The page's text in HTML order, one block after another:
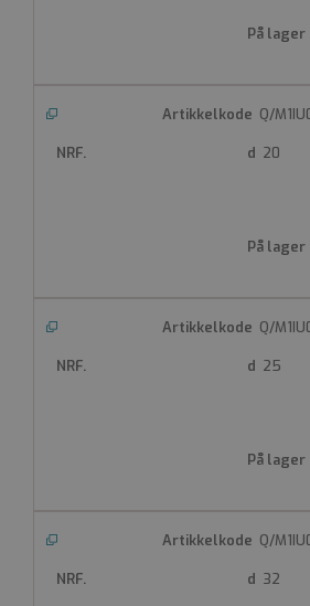
Q/
20
Q/
25
Q/
32